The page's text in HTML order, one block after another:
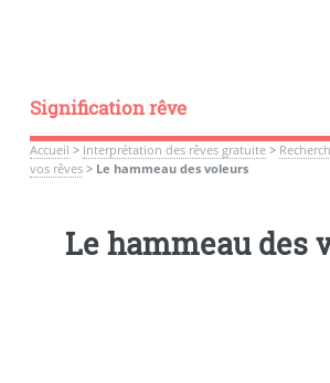
Signification rêve
Accueil > Interprétation des rêves gratuite>
vos rêves> Le hammeau des voleurs
Le hammeau des